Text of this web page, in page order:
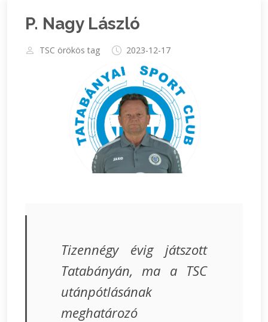
P. Nagy László
TSC örökös tag 2023-12-17
Tizennégy évig játszott
Tatabányán, ma a TSC
utánpótlásának
meghatározó